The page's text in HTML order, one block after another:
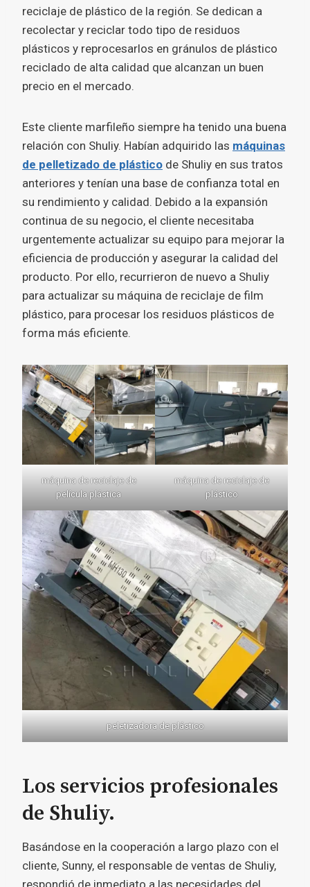
reciclaje de plástico de la región. Se dedican a
recolectar y reciclar todo tipo de residuos
plásticos y reprocesarlos en gránulos de plástico
reciclado de alta calidad que alcanzan un buen
precio en el mercado.
Este cliente marfileño siempre ha tenido una buena
relación con Shuliy. Habían adquirido las máquinas
de pelletizado de plástico de Shuliy en sus tratos
anteriores y tenían una base de confianza total en
su rendimiento y calidad. Debido a la expansión
continua de su negocio, el cliente necesitaba
urgentemente actualizar su equipo para mejorar la
eficiencia de producción y asegurar la calidad del
producto. Por ello, recurrieron de nuevo a Shuliy
para actualizar su máquina de reciclaje de film
plástico, para procesar los residuos plásticos de
forma más eficiente.
máquina de reciclaje de
película plástica
máquina de reciclaje de
plástico
peletizadora de plástico
Los servicios profesionales
de Shuliy.
Basándose en la cooperación a largo plazo con el
cliente, Sunny, el responsable de ventas de Shuliy,
respondió de inmediato a las necesidades del